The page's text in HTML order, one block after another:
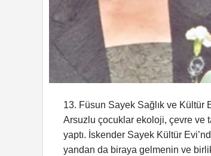
13. Füsun Sayek Sağlık ve Kültür
Arsuzlu çocuklar ekoloji, çevre ve
yaptı. İskender Sayek Kültür
yandan da biraya gelmenin ve